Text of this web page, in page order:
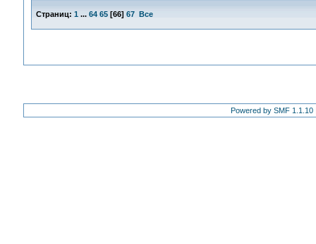
Страниц: 1 ... 64 65[66] 67 Все
Powered by SMF 1.1.10